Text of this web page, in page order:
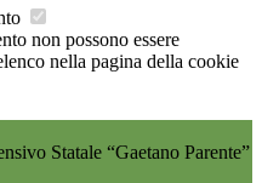
non possono essere
nella pagina della cookie
Statale “Gaetano Parente”